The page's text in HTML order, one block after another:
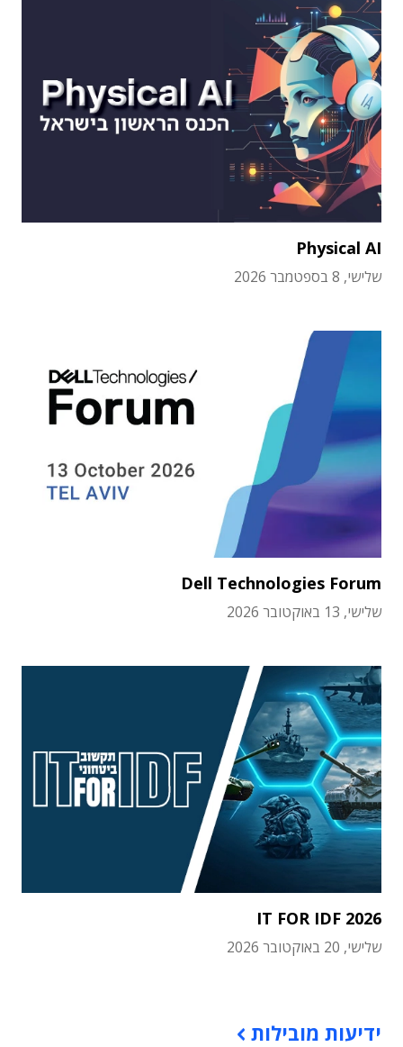
Physical AI
שלישי, 8 בספטמבר 2026
Dell Technologies Forum
שלישי, 13 באוקטובר 2026
IT FOR IDF 2026
שלישי, 20 באוקטובר 2026
ידיעות מובילות